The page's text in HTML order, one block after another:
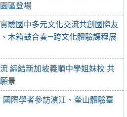
區登場
驗國中多元文化交流共創國際友
木箱鼓合奏—跨文化體驗課程展
締結新加坡義順中學姐妹校 共
景
國際學者參訪濱江、奎山體驗臺